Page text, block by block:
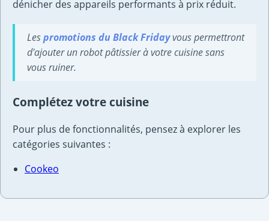
dénicher des appareils performants à prix réduit.
Lespromotions du Black Fridayvous permettront
d'ajouter un robot pâtissier à votre cuisine sans
vous ruiner.
Complétez votre cuisine
Pour plus de fonctionnalités, pensez à explorer les
catégories suivantes :
Cookeo